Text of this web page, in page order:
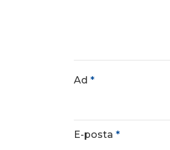
Ad *
E-posta *